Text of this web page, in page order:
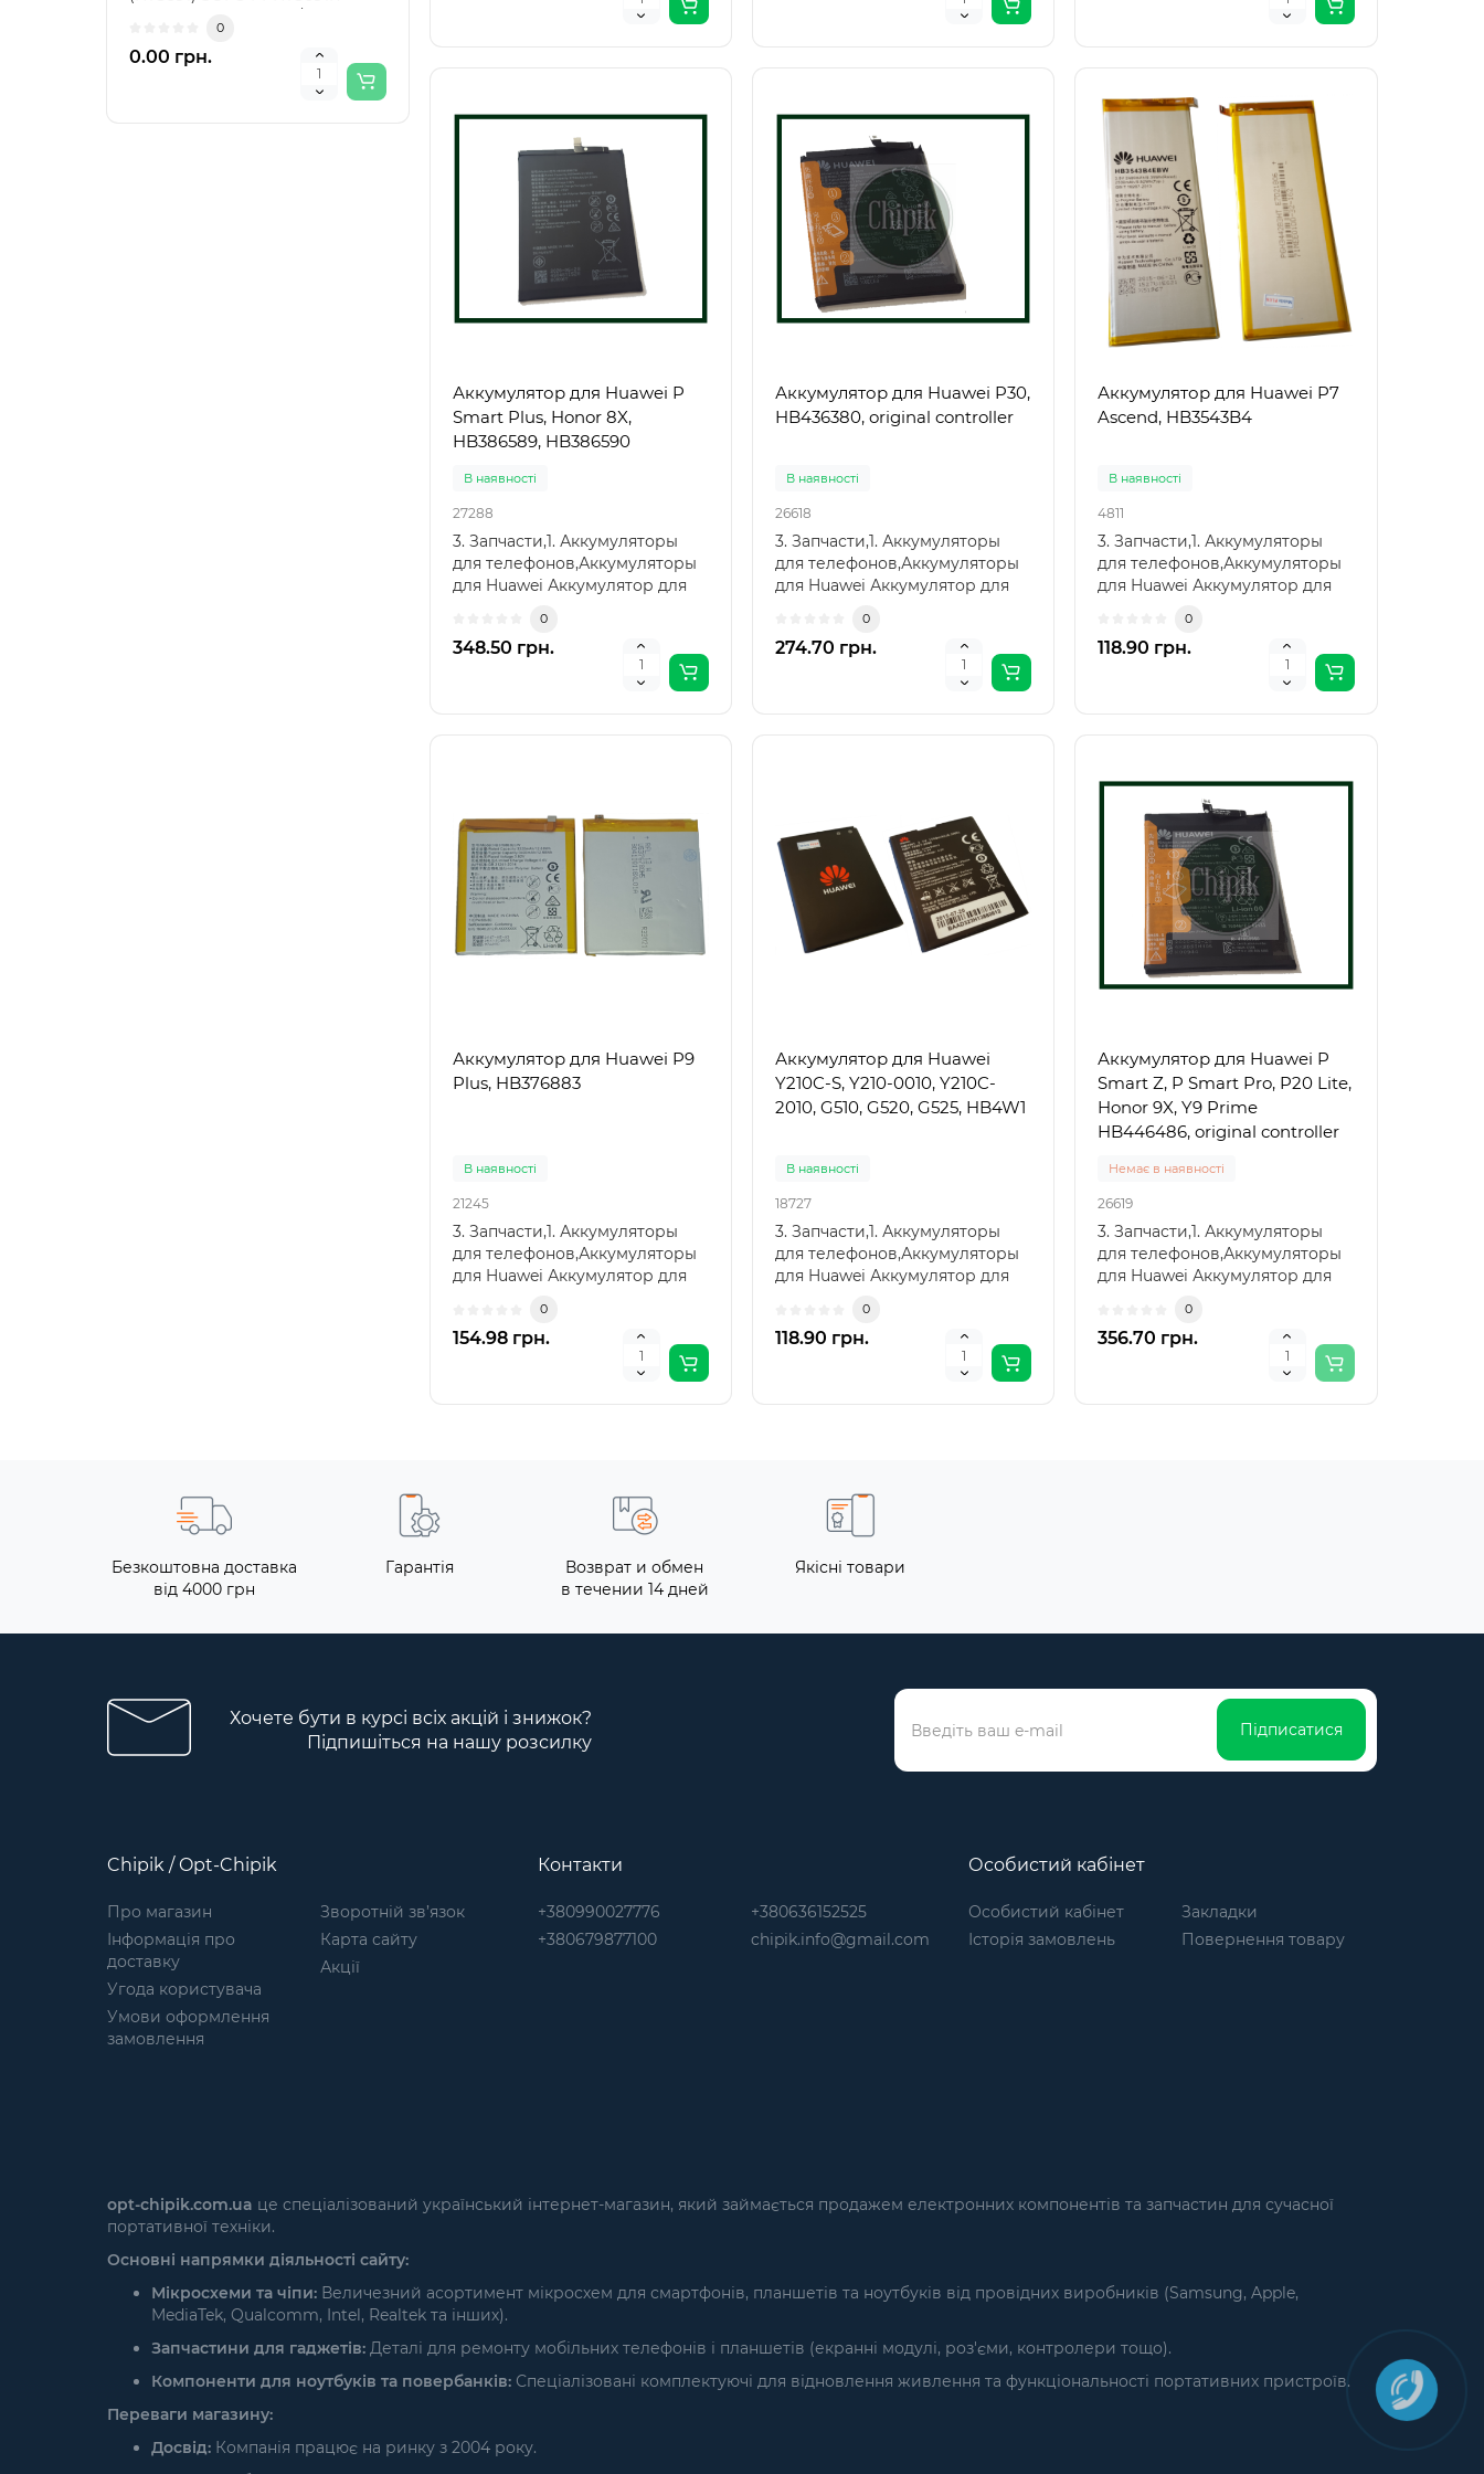
0
0.00 грн.
16HT8692 (маркування HT869..
Аккумулятор для Huawei P
Smart Plus, Honor 8X,
HB386589, HB386590
В наявності
27288
3. Запчасти,1. Аккумуляторы
для телефонов,Аккумуляторы
для Huawei Аккумулятор для
0
348.50 грн.
Аккумулятор для Huawei P30,
HB436380, original controller
В наявності
26618
3. Запчасти,1. Аккумуляторы
для телефонов,Аккумуляторы
для Huawei Аккумулятор для
0
274.70 грн.
Аккумулятор для Huawei P7
Ascend, HB3543B4
В наявності
4811
3. Запчасти,1. Аккумуляторы
для телефонов,Аккумуляторы
для Huawei Аккумулятор для
0
118.90 грн.
Аккумулятор для Huawei P9
Plus, HB376883
В наявності
21245
3. Запчасти,1. Аккумуляторы
для телефонов,Аккумуляторы
для Huawei Аккумулятор для
0
154.98 грн.
Аккумулятор для Huawei
Y210C-S, Y210-0010, Y210C-
2010, G510, G520, G525, HB4W1
В наявності
18727
3. Запчасти,1. Аккумуляторы
для телефонов,Аккумуляторы
для Huawei Аккумулятор для
0
118.90 грн.
Аккумулятор для Huawei P
Smart Z, P Smart Pro, P20 Lite,
Honor 9X, Y9 Prime
HB446486, original controller
Немає в наявності
26619
3. Запчасти,1. Аккумуляторы
для телефонов,Аккумуляторы
для Huawei Аккумулятор для
0
356.70 грн.
Безкоштовна доставка
від 4000 грн
Гарантія
Возврат и обмен
в течении 14 дней
Якісні товари
Хочете бути в курсі всіх акцій і знижок?
Підпишіться на нашу розсилку
Підписатися
Chipik / Opt-Chipik
Про магазин
Інформація про
доставку
Угода користувача
Умови оформлення
замовлення
Зворотній зв’язок
Карта сайту
Акції
Контакти
+380990027776
+380679877100
+380636152525
chipik.info@gmail.com
Особистий кабінет
Особистий кабінет
Історія замовлень
Закладки
Повернення товару
opt-chipik.com.ua це спеціалізований український інтернет-магазин, який займається продажем електронних компонентів та запчастин для сучасної
портативної техніки.
Основні напрямки діяльності сайту:
Мікросхеми та чіпи: Величезний асортимент мікросхем для смартфонів, планшетів та ноутбуків від провідних виробників (Samsung, Apple,
MediaTek, Qualcomm, Intel, Realtek та інших).
Запчастини для гаджетів: Деталі для ремонту мобільних телефонів і планшетів (екранні модулі, роз'єми, контролери тощо).
Компоненти для ноутбуків та повербанків: Спеціалізовані комплектуючі для відновлення живлення та функціональності портативних пристроїв.
Переваги магазину:
Досвід: Компанія працює на ринку з 2004 року.